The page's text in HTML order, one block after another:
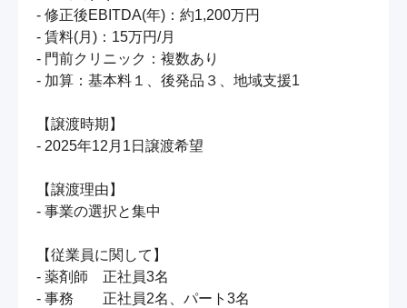
- 修正後EBITDA(年)：約1,200万円
- 賃料(月)：15万円/月
- 門前クリニック：複数あり
- 加算：基本料１、後発品３、地域支援1
【譲渡時期】
- 2025年12月1日譲渡希望
【譲渡理由】
- 事業の選択と集中
【従業員に関して】
- 薬剤師　正社員3名
- 事務　　正社員2名、パート3名